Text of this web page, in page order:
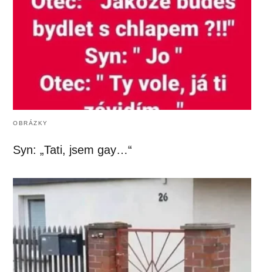
OBRÁZKY
Syn: „Tati, jsem gay…“